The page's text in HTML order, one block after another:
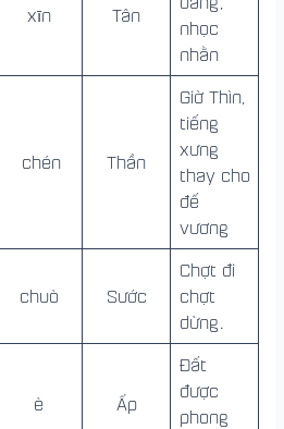
xīn Tân
nhọc
nhằn
chén Thần
Giờ Thìn,
tiếng
xưng
thay cho
đế
vương
chuò Sước
Chợt đi
chợt
dừng.
è Ấp
Đất
được
phong